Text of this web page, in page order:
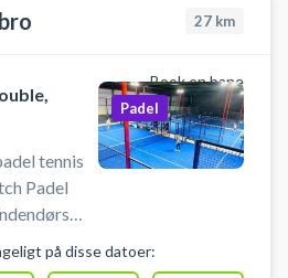
i
Svenstrup
27 km
Book en bane
tennis
Padel
Match
Padel
på disse datoer: